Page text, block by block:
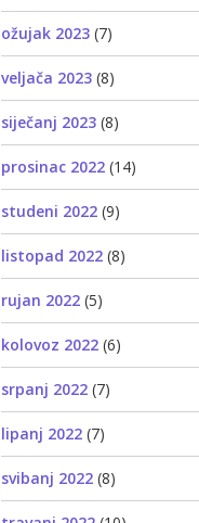
ožujak 2023 (7)
veljača 2023 (8)
siječanj 2023 (8)
prosinac 2022 (14)
studeni 2022 (9)
listopad 2022 (8)
rujan 2022 (5)
kolovoz 2022 (6)
srpanj 2022 (7)
lipanj 2022 (7)
svibanj 2022 (8)